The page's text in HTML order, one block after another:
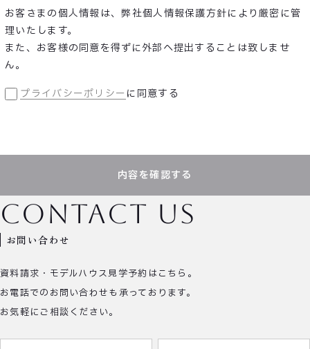
お客さまの個人情報は、弊社個人情報保護方針により厳密に管
理いたします。
また、お客様の同意を得ずに外部へ提出することは致しませ
ん。
プライバシーポリシー に同意する
内容を確認する
お問い合わせ
contact us
資料請求・モデルハウス見学予約はこちら。
お電話でのお問い合わせも承っております。
お気軽にご相談ください。